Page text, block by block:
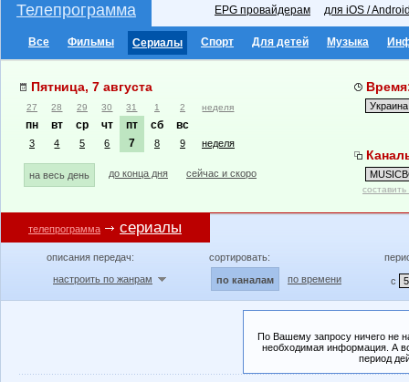
Телепрограмма EPG провайдерам для iOS /
Все Фильмы Сериалы Спорт Для детей Музыка
Пятница, 7 августа
27 28 29 30 31 1 2 неделя
пн вт ср чт пт сб вс
3 4 5 6 7 8 9 неделя
на весь день до конца дня сейчас и скоро
телепрограмма сериалы
описания передач:
настроить по жанрам
сортировать:
по каналам по времени с
По Вашему запросу ничего не
необходимая информация. А
период